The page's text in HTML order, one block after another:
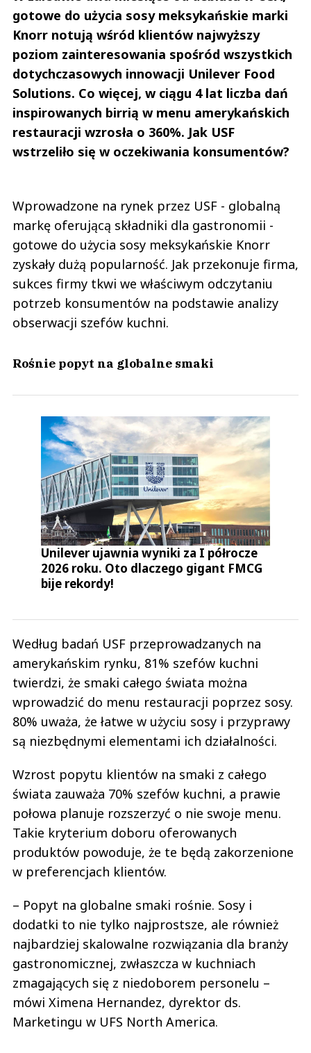
gotowe do użycia sosy meksykańskie marki
Knorr notują wśród klientów najwyższy
poziom zainteresowania spośród wszystkich
dotychczasowych innowacji Unilever Food
Solutions. Co więcej, w ciągu 4 lat liczba dań
inspirowanych birrią w menu amerykańskich
restauracji wzrosła o 360%. Jak USF
wstrzeliło się w oczekiwania konsumentów?
Wprowadzone na rynek przez USF - globalną
markę oferującą składniki dla gastronomii -
gotowe do użycia sosy meksykańskie Knorr
zyskały dużą popularność. Jak przekonuje firma,
sukces firmy tkwi we właściwym odczytaniu
potrzeb konsumentów na podstawie analizy
obserwacji szefów kuchni.
Rośnie popyt na globalne smaki
Unilever ujawnia wyniki za I półrocze
2026 roku. Oto dlaczego gigant FMCG
bije rekordy!
Według badań USF przeprowadzanych na
amerykańskim rynku, 81% szefów kuchni
twierdzi, że smaki całego świata można
wprowadzić do menu restauracji poprzez sosy.
80% uważa, że łatwe w użyciu sosy i przyprawy
są niezbędnymi elementami ich działalności.
Wzrost popytu klientów na smaki z całego
świata zauważa 70% szefów kuchni, a prawie
połowa planuje rozszerzyć o nie swoje menu.
Takie kryterium doboru oferowanych
produktów powoduje, że te będą zakorzenione
w preferencjach klientów.
– Popyt na globalne smaki rośnie. Sosy i
dodatki to nie tylko najprostsze, ale również
najbardziej skalowalne rozwiązania dla branży
gastronomicznej, zwłaszcza w kuchniach
zmagających się z niedoborem personelu –
mówi Ximena Hernandez, dyrektor ds.
Marketingu w UFS North America.